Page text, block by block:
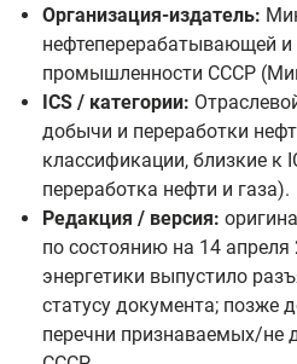
Организация-издатель:
нефтеперерабатывающей и
промышленности СССР
ICS / категории:
добычи и переработки
классификации, близкие к
переработка нефти и газа).
Редакция / версия:
по состоянию на 14 апреля
энергетики выпустило
статусу документа; позже
перечни признаваемых/не